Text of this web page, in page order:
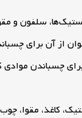
سلفون و
آن برای
موادی
کاغذ، مقوا، چوب